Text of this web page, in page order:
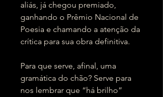
aliás, já chegou premiado,
ganhando o Prêmio Nacional de
Poesia e chamando a atenção da
crítica para sua obra definitiva.
Para que serve, afinal, uma
gramática do chão? Serve para
nos lembrar que “há brilho”